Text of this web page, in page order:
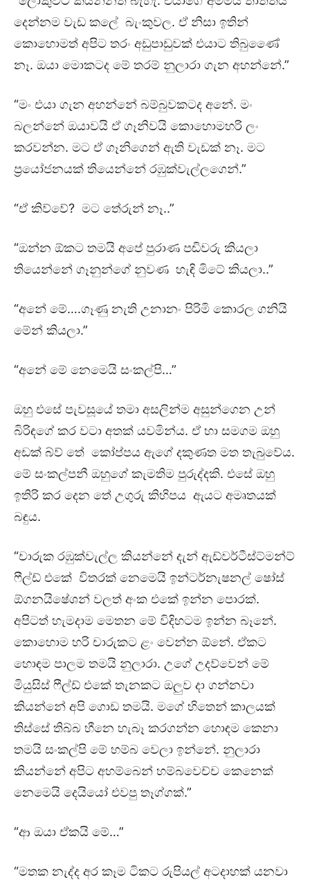
දෙන්නම වැඩ කලේ බැංකුවල. ඒ නිසා ඉතින්
කොහොමත් අපිට තරං අඩුපාඩුවක් එයාට තිබුණෙේ
නෑ. ඔයා මොකටද මේ තරම් නුලාරා ගැන අහන්නේ.”
“මං එයා ගැන අහන්නේ බම්බුවකටද අනේ. මං
බලන්නේ ඔයාවයි ඒ ගෑනිවයි කොහොමහරි ලං
කරවන්න. මට ඒ ගෑනිගෙන් ඇති වැඩක් නෑ. මට
ප්‍රයෝජනයක් තියෙන්නේ රඹුක්වැල්ලගෙන්.”
“ඒ කිව්වේ? මට තේරුන් නෑ..”
“ඔන්න ඕකට තමයි අපේ පුරාණ පඬිවරු කියලා
තියෙන්නේ ගෑනුන්ගේ නුවණ හැඳි මිටේ කියලා..”
“අනේ මේ….ගෑණු නැති උනානං පිරිමි කොරල ගනියි
මේන් කියලා.”
“අනේ මේ නෙමෙයි සංකල්පි…”
ඔහු එසේ පැවසූයේ තමා අසලින්ම අසුන්ගෙන උන්
බිරිඳගේ කර වටා අතක් යවමින්ය. ඒ හා සමගම ඔහු
අඩක් බ්ව් තේ කෝප්පය ඇගේ දකුණත මත තැබුවේය.
මේ සංකල්පනී ඔහුගේ කැමතිම පුරුද්දකි. එසේ ඔහු
ඉතිරි කර දෙන තේ උගුරු කිහිපය ඇයට අමෘතයක්
බඳුය.
“චාරුක රඹුක්වැල්ල කියන්නේ දැන් ඇඩ්වර්ටීස්ට්මන්ට්
ෆීල්ඩ් එකේ විතරක් නෙමෙයි ඉන්ටර්නැෂනල් ෂෝස්
ඕගනයිෂේශන් වලත් අංක එකේ ඉන්න පොරක්.
අපිටත් හැමදාම මෙතන මේ විදිහටම ඉන්න බෑනේ.
කොහොම හරි චාරුකට ළං වෙන්න ඕනේ. ඒකට
හොඳම පාලම තමයි නුලාරා. උගේ උදව්වෙන් මේ
මියුසිස් ෆීල්ඩ් එකේ තැනකට ඔලුව දා ගන්නවා
කියන්නේ අපි ගොඩ තමයි. මගේ හිතෙන් කාලයක්
තිස්සේ තිබ්බ හීනෙ හැබෑ කරගන්න හොඳම කෙනා
තමයි සංකල්පි මේ හම්බ වෙලා ඉන්නේ. නුලාරා
කියන්නේ අපිට අහම්බෙන් හම්බවෙච්ච කෙනෙක්
නෙමෙයි දෙයියෝ එවපු තෑග්ගක්.”
“ආ ඔයා ඒකයි මේ…”
“මතක නැද්ද අර කෑම ටිකට රුපියල් අටදාහක් යනවා